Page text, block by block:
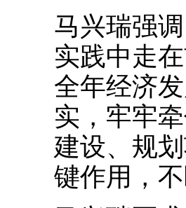
马兴瑞强
实践中走
全年经济
实，牢牢
建设、规
键作用，